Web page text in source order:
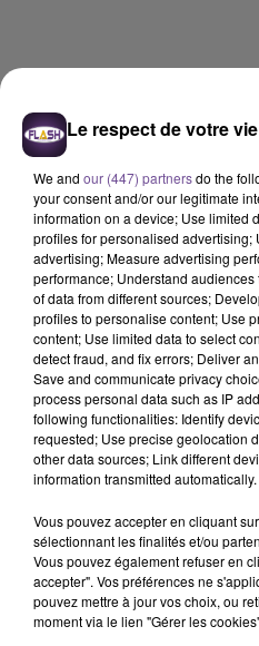
Flash FM
L'actu-région Flash FM du
27 mai 2026 - 2 min 35 sec
L'ACTU-RÉGION FLASH FM DU 27
Le respect de votre
We and our (447) partnersdo the
your consent and/or our legitimate
information on a device; Use limited
profiles for personalised
advertising; Measure advertising
performance; Understand
of data from different sources;
profiles to personalise content; Use
content; Use limited data to select
detect fraud, and fix errors; Deliver
Save and communicate privacy
process personal data such as IP
following functionalities: Identify
requested; Use precise geolocation
other data sources; Link different
information transmitted automatically.
Vous pouvez accepter en cliquant
sélectionnant les finalités et/ou
Vous pouvez également refuser en
accepter". Vos préférences ne
pouvez mettre à jour vos choix, ou
moment via le lien "Gérer les